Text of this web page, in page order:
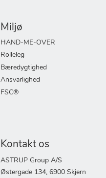
Miljø
HAND-ME-OVER
Rolleleg
Bæredygtighed
Ansvarlighed
FSC®
Kontakt os
ASTRUP Group A/S
Østergade 134, 6900 Skjern